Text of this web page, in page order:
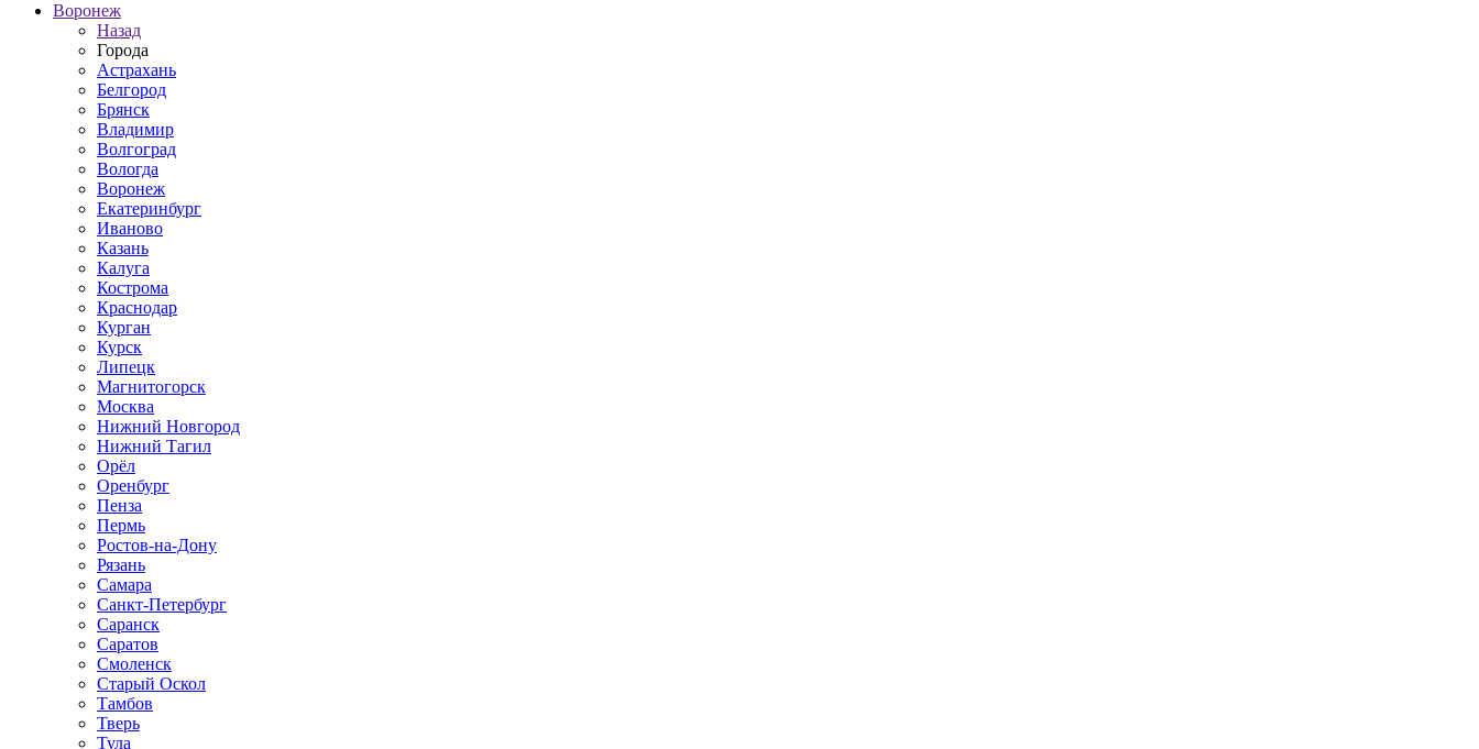
Воронеж
Назад
Города
Астрахань
Белгород
Брянск
Владимир
Волгоград
Вологда
Воронеж
Екатеринбург
Иваново
Казань
Калуга
Кострома
Краснодар
Курган
Курск
Липецк
Магнитогорск
Москва
Нижний Новгород
Нижний Тагил
Орёл
Оренбург
Пенза
Пермь
Ростов‑на‑Дону
Рязань
Самара
Санкт‑Петербург
Саранск
Саратов
Смоленск
Старый Оскол
Тамбов
Тверь
Тула